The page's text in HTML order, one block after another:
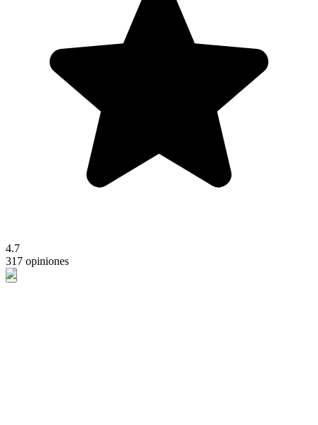
4.7
317 opiniones